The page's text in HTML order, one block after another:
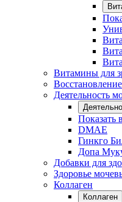
Витамины для
Деятельность
Показать
DMAE
Гинкго
Допа
Добавки для
Здоровье
Коллаген
Коллаген